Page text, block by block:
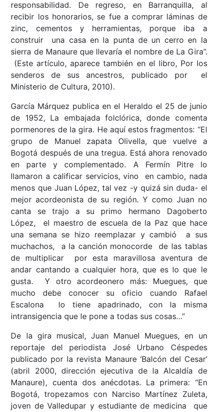
responsabilidad. De regreso, en Barranquilla, al
recibir los honorarios, se fue a comprar láminas de
zinc, cementos y herramientas, porque iba a
construir una casa en la punta de un cerro en la
sierra de Manaure que llevaría el nombre de La Gira”.
(Este artículo, aparece también en el libro, Por los
senderos de sus ancestros, publicado por el
Ministerio de Cultura, 2010).
García Márquez publica en el Heraldo el 25 de junio
de 1952, La embajada folclórica, donde comenta
pormenores de la gira. He aquí estos fragmentos: “El
grupo de Manuel zapata Olivella, que vuelve a
Bogotá después de una tregua. Está ahora renovado
en parte y complementado. A Fermín Pitre lo
llamaron a calificar servicios, vino en cambio, nada
menos que Juan López, tal vez -y quizá sin duda- el
mejor acordeonista de su región. Y como Juan no
canta se trajo a su primo hermano Dagoberto
López, el maestro de escuela de la Paz que hace
una semana se hizo reemplazar y cambió a sus
muchachos, a la canción monocorde de las tablas
de multiplicar por esta maravillosa aventura de
andar cantando a cualquier hora, que es lo que le
gusta. Y otro acordeonero más: Muegues, que
mucho debe conocer su oficio cuando Rafael
Escalona lo tiene apadrinado, con la misma
intransigencia que le pone a todas sus cosas…”
De la gira musical, Juan Manuel Muegues, en un
reportaje del periodista José Urbano Céspedes
publicado por la revista Manaure ‘Balcón del Cesar’
(abril 2000, dirección ejecutiva de la Alcaldía de
Manaure), cuenta dos anécdotas. La primera: “En
Bogotá, tropezamos con Narciso Martínez Zuleta,
joven de Valledupar y estudiante de medicina que